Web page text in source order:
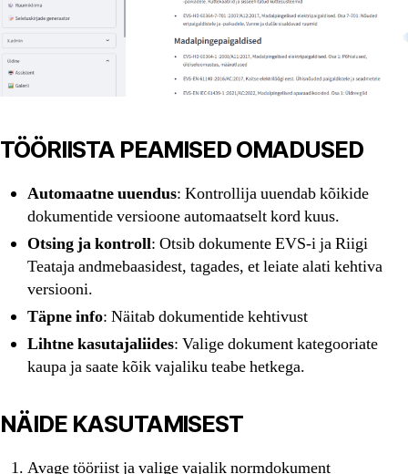
TÖÖRIISTA PEAMISED OMADUSED
Automaatne uuendus: Kontrollija uuendab kõikide
dokumentide versioone automaatselt kord kuus.
Otsing ja kontroll: Otsib dokumente EVS-i ja Riigi
Teataja andmebaasidest, tagades, et leiate alati kehtiva
versiooni.
Täpne info: Näitab dokumentide kehtivust
Lihtne kasutajaliides: Valige dokument kategooriate
kaupa ja saate kõik vajaliku teabe hetkega.
NÄIDE KASUTAMISEST
Avage tööriist ja valige vajalik normdokument